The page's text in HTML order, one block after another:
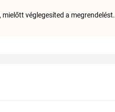
véglegesíted a megrendelést.